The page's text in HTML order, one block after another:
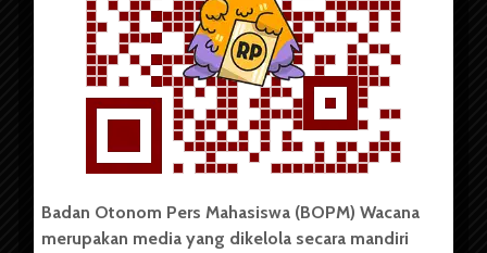
Badan Otonom Pers Mahasiswa (BOPM) Wacana
merupakan media yang dikelola secara mandiri